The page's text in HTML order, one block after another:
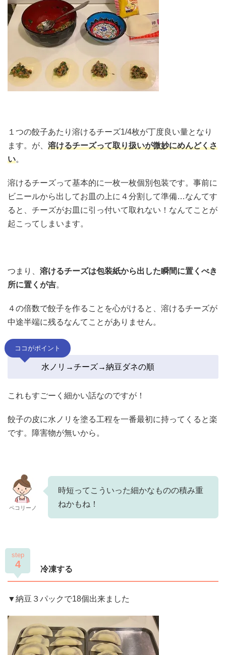
１つの餃子あたり溶けるチーズ1/4枚が丁度良い量となり
ます。が、 溶けるチーズって取り扱いが微妙にめんどくさ
い。
溶けるチーズって基本的に一枚一枚個別包装です。事前に
ビニールから出してお皿の上に４分割して準備…なんてす
ると、チーズがお皿に引っ付いて取れない！なんてことが
起こってしまいます。
つまり、 溶けるチーズは包装紙から出した瞬間に置くべき
所に置くが吉。
４の倍数で餃子を作ることを心がけると、溶けるチーズが
中途半端に残るなんてことがありません。
ココがポイント
水ノリ→チーズ→納豆ダネの順
これもすごーく細かい話なのですが！
餃子の皮に水ノリを塗る工程を一番最初に持ってくると楽
です。障害物が無いから。
ペコリーノ
時短ってこういった細かなものの積み重
ねかもね！
step
4 冷凍する
▼納豆３パックで18個出来ました